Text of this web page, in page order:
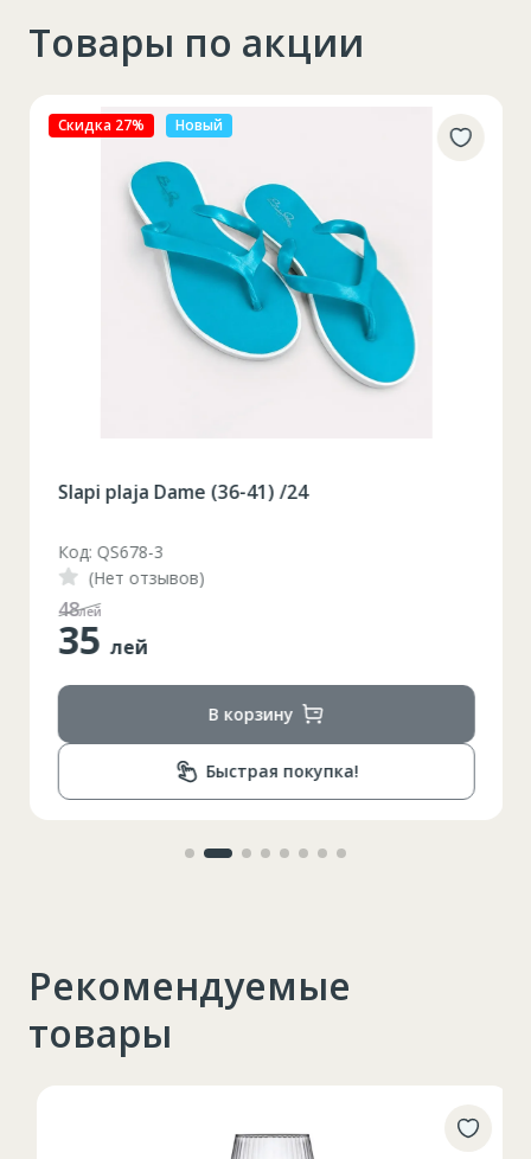
Товары по акции
Скидка 27% Новый
Slapi plaja Dame (36-41) /24
Код: QS678-3
(Нет отзывов)
48лей
35 лей
В корзину
Быстрая покупка!
Рекомендуемые
товары